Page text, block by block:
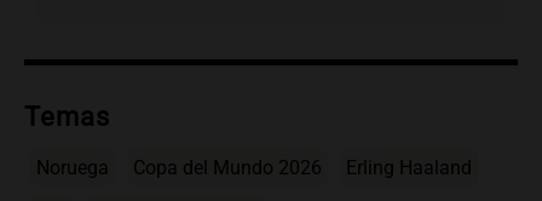
Temas
Noruega Copa del Mundo 2026 Erling Haaland